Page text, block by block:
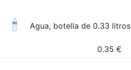
Agua, botella de 0.33 litros
0.35 €